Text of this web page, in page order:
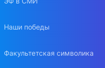
Наши победы
Факультетская символика